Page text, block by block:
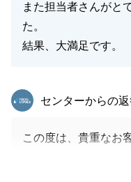
また担当者さんがと
た。
結果、大満足です。
東急リバブル
センターからの
この度は、貴重なお